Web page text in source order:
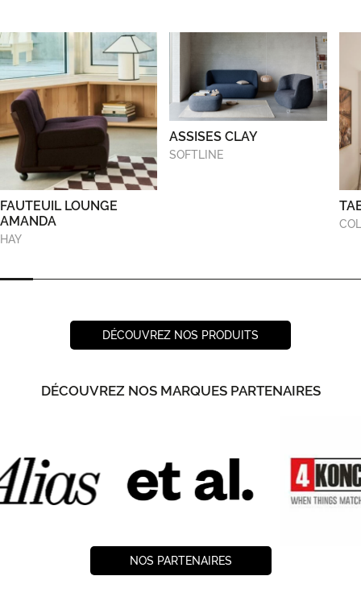
FAUTEUIL LOUNGE
AMANDA
HAY
ASSISES CLAY
SOFTLINE
DÉCOUVREZ NOS PRODUITS
DÉCOUVREZ NOS MARQUES PARTENAIRES
NOS PARTENAIRES